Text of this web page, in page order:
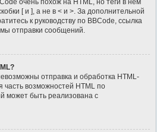
очень похож на HTML, но теги в нём
[ и ], а не в < и >. За дополнительной
к руководству по BBCode, ссылка
отправки сообщений.
отправка и обработка HTML-
возможностей HTML по
может быть реализована с